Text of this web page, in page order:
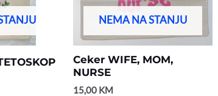
NEMA NA STANJU
Ceker WIFE, MOM,
NURSE
15,00 KM